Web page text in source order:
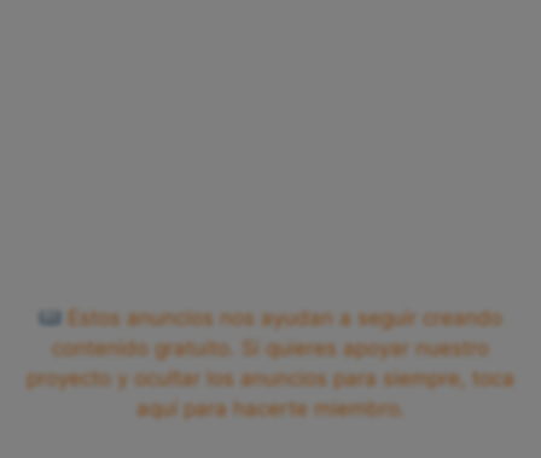
Estos anuncios nos ayudan a seguir creando
contenido gratuito. Si quieres apoyar nuestro
proyecto y ocultar los anuncios para siempre, toca
aquí para hacerte miembro.